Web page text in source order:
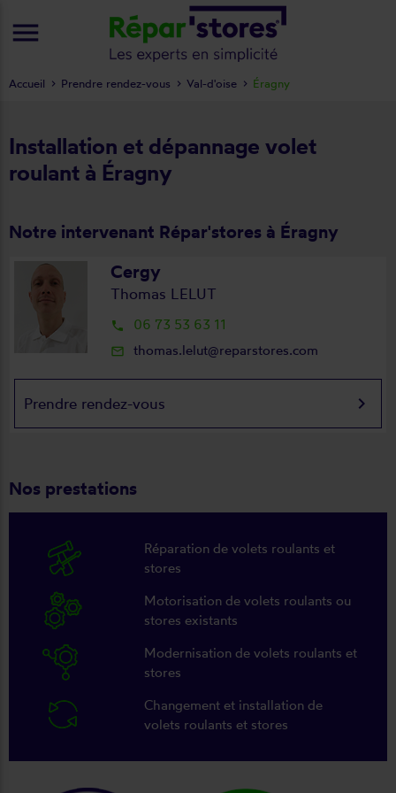
Installation et dépannage volet
roulant à Éragny
Notre intervenant Répar'stores à Éragny
Cergy
Thomas LELUT
local_phone 06 73 53 63 11
mail_outline thomas.lelut@reparstores.com
Prendre rendez-vous keyboard_arrow_right
Nos prestations
Réparation de volets roulants et
stores
Motorisation de volets roulants ou
stores existants
Modernisation de volets roulants et
stores
Changement et installation de
volets roulants et stores
Accueil Prendre rendez-vous Val-d'oise Éragny
menu